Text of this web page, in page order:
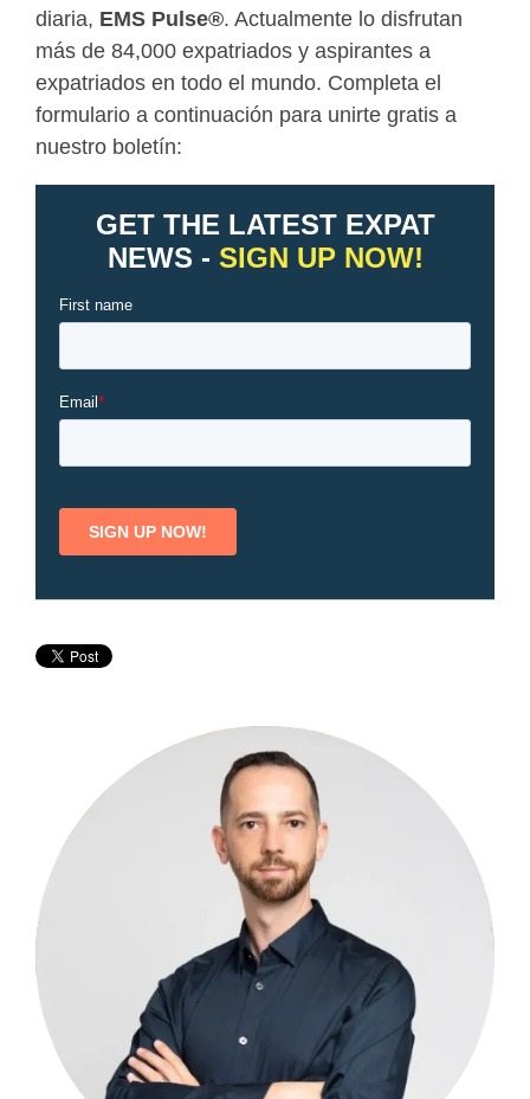
diaria, EMS Pulse®. Actualmente lo disfrutan
más de 84,000 expatriados y aspirantes a
expatriados en todo el mundo. Completa el
formulario a continuación para unirte gratis a
nuestro boletín: